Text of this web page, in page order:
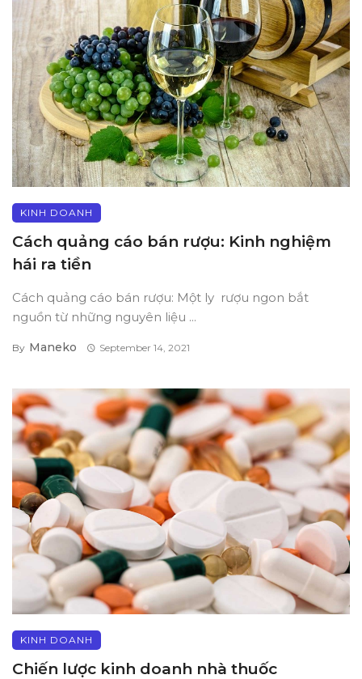
KINH DOANH
Cách quảng cáo bán rượu: Kinh nghiệm
hái ra tiền
Cách quảng cáo bán rượu: Một ly rượu ngon bắt
nguồn từ những nguyên liệu ...
By Maneko September 14, 2021
KINH DOANH
Chiến lược kinh doanh nhà thuốc